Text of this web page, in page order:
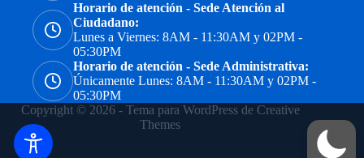
Horario de atención - Sede Atención al
Ciudadano:
Lunes a Viernes: 8AM - 11:30AM y 02PM -
05:30PM
Horario de atención - Sede Administrativa:
Únicamente Lunes: 8AM - 11:30AM y 02PM -
05:30PM
Copyright © 2026 - Tema para WordPress de Creative
Themes